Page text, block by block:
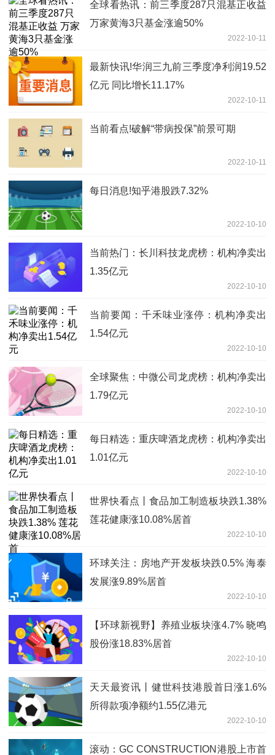
全球看热讯：前三季度287只混基正收益
万家黄海3只基金涨逾50%
2022-10-11
最新快讯!华润三九前三季度净利润19.52
亿元 同比增长11.17%
2022-10-11
当前看点!破解“带病投保”前景可期
2022-10-11
每日消息!知乎港股跌7.32%
2022-10-10
当前热门：长川科技龙虎榜：机构净卖出
1.35亿元
2022-10-10
当前要闻：千禾味业涨停：机构净卖出
1.54亿元
2022-10-10
全球聚焦：中微公司龙虎榜：机构净卖出
1.79亿元
2022-10-10
每日精选：重庆啤酒龙虎榜：机构净卖出
1.01亿元
2022-10-10
世界快看点丨食品加工制造板块跌1.38%
莲花健康涨10.08%居首
2022-10-10
环球关注：房地产开发板块跌0.5% 海泰
发展涨9.89%居首
2022-10-10
【环球新视野】养殖业板块涨4.7% 晓鸣
股份涨18.83%居首
2022-10-10
天天最资讯丨健世科技港股首日涨1.6%
所得款项净额约1.55亿港元
2022-10-10
滚动：GC CONSTRUCTION港股上市首